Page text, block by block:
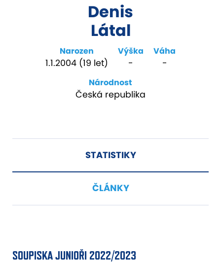
Denis
Látal
Narozen
1.1.2004 (19 let)
Výška
-
Váha
-
Národnost
Česká republika
STATISTIKY
ČLÁNKY
SOUPISKA JUNIOŘI 2022/2023